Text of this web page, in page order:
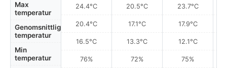
Max
temperatur
Genomsnittlig
temperatur
Min
temperatur
24.4°C
20.4°C
16.5°C
76%
20.5°C
17.1°C
13.3°C
72%
23.7°C
17.9°C
12.1°C
75%